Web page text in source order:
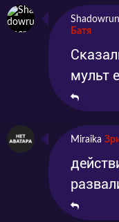
Батя
мульт
Miraika